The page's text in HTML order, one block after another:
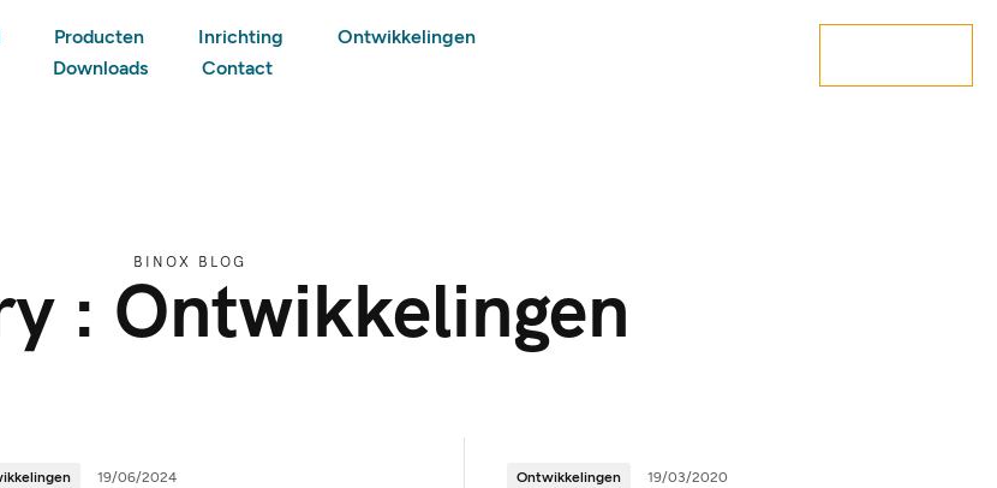
Producten Inrichting
Ontwikkelingen
Downloads
Contact
BINOX BLOG
: Ontwikkelingen
19/06/2024 Ontwikkelingen 19/03/2020